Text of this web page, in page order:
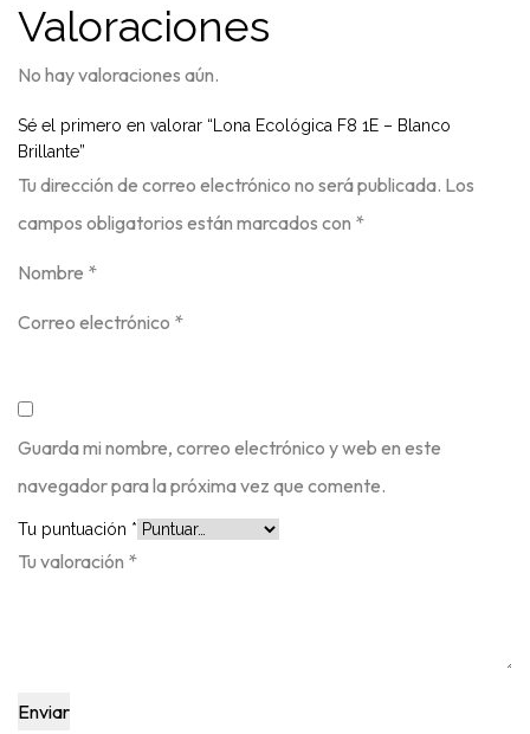
Valoraciones
No hay valoraciones aún.
Sé el primero en valorar “Lona Ecológica F8 1E – Blanco
Brillante”
Tu dirección de correo electrónico no será publicada. Los
campos obligatorios están marcados con *
Nombre *
Correo electrónico *
Guarda mi nombre, correo electrónico y web en este
navegador para la próxima vez que comente.
Tu puntuación *
Tu valoración *